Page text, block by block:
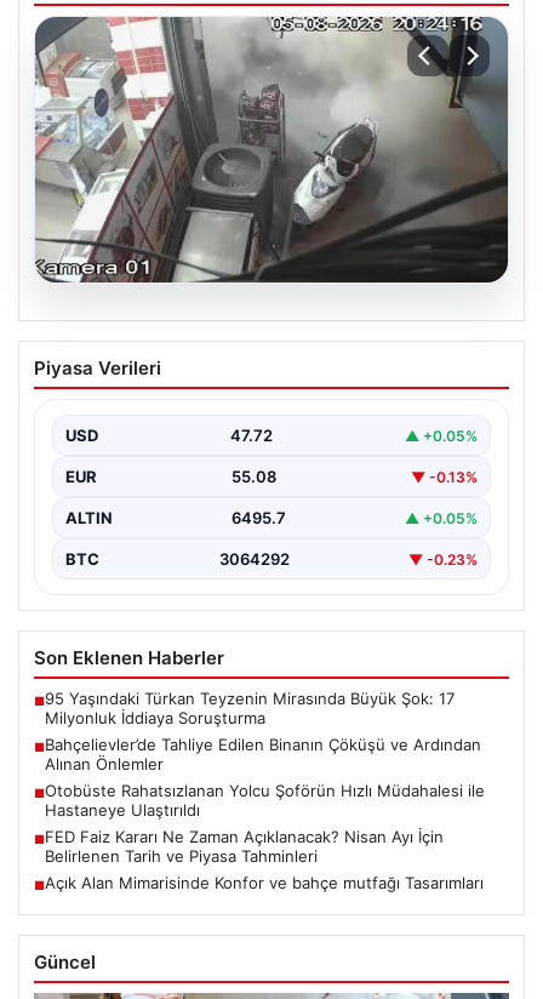
06.08.2026
Bahçelievler’de Tahliye Edilen Binanın
Çöküşü ve Ardından Alınan Önlemler
yaşanan olay, Yenibosna Merkez Mahallesi Taşova
Sokak'ta bulunan dört…
Piyasa Verileri
USD 47.72 ▲ +0.05%
EUR 55.08 ▼ -0.13%
ALTIN 6495.7 ▲ +0.05%
BTC 3064292 ▼ -0.23%
Son Eklenen Haberler
■95 Yaşındaki Türkan Teyzenin Mirasında Büyük Şok: 17
Milyonluk İddiaya Soruşturma
■Bahçelievler’de Tahliye Edilen Binanın Çöküşü ve Ardından
Alınan Önlemler
■Otobüste Rahatsızlanan Yolcu Şoförün Hızlı Müdahalesi ile
Hastaneye Ulaştırıldı
■FED Faiz Kararı Ne Zaman Açıklanacak? Nisan Ayı İçin
Belirlenen Tarih ve Piyasa Tahminleri
■Açık Alan Mimarisinde Konfor ve bahçe mutfağı Tasarımları
Güncel